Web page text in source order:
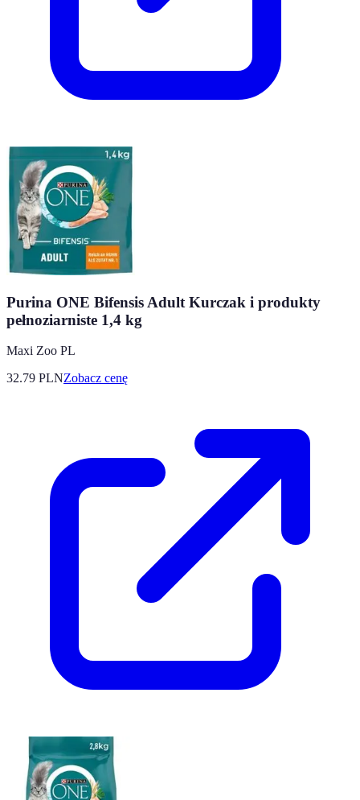
Purina ONE Bifensis Adult Kurczak i produkty
pełnoziarniste 1,4 kg
Maxi Zoo PL
32.79 PLNZobacz cenę